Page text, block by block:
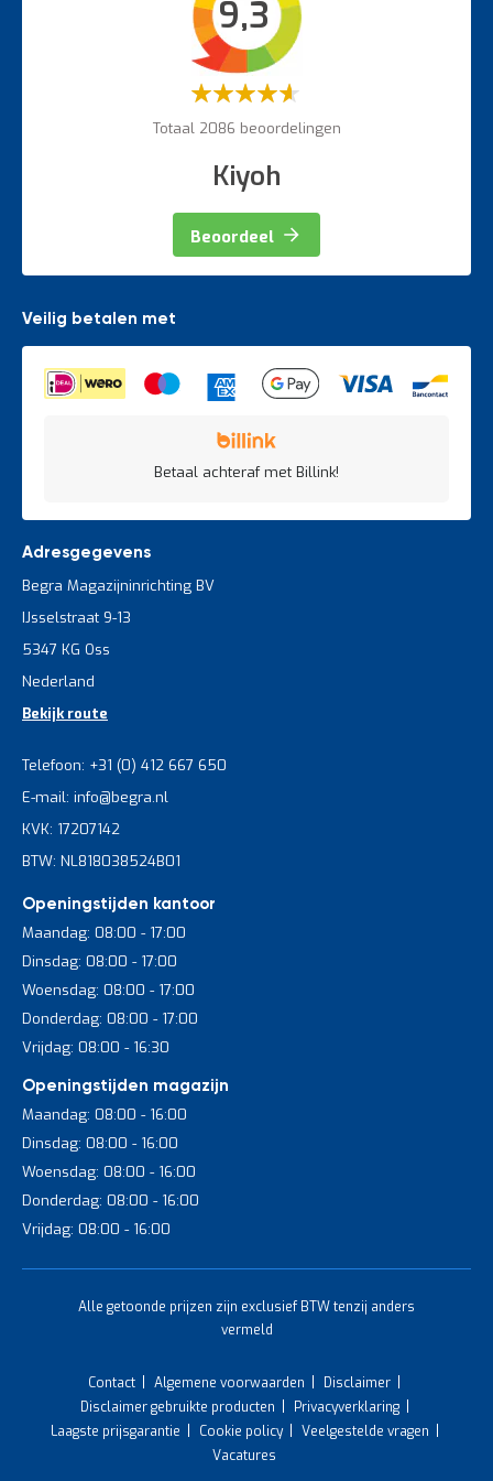
9,3
Waardering:
Totaal 2086 beoordelingen
Kiyoh
Beoordeel
Veilig betalen met
Betaal achteraf met Billink!
Adresgegevens
Begra Magazijninrichting BV
IJsselstraat 9-13
5347 KG Oss
Nederland
Bekijk route
Telefoon: +31 (0) 412 667 650
E-mail: info@begra.nl
KVK: 17207142
BTW: NL818038524B01
Openingstijden kantoor
Maandag: 08:00 - 17:00
Dinsdag: 08:00 - 17:00
Woensdag: 08:00 - 17:00
Donderdag: 08:00 - 17:00
Vrijdag: 08:00 - 16:30
Openingstijden magazijn
Maandag: 08:00 - 16:00
Dinsdag: 08:00 - 16:00
Woensdag: 08:00 - 16:00
Donderdag: 08:00 - 16:00
Vrijdag: 08:00 - 16:00
Alle getoonde prijzen zijn exclusief BTW tenzij anders
vermeld
Contact Algemene voorwaarden
Disclaimer
Disclaimer gebruikte producten
Privacyverklaring
Laagste prijsgarantie
Cookie policy
Veelgestelde vragen
Vacatures